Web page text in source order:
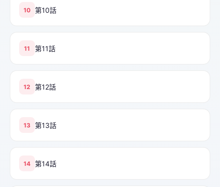
10 第10話
11 第11話
12 第12話
13 第13話
14 第14話